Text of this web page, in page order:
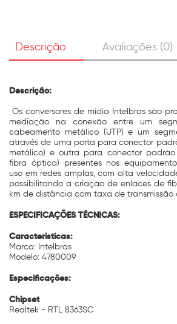
Descrição Avaliações (0)
Descrição:
Os conversores de mídia Intelbras são
mediação na conexão entre um
cabeamento metálico (UTP) e um
através de uma porta para conector
metálico) e outra para conector
fibra óptica) presentes nos
uso em redes amplas, com alta
possibilitando a criação de enlaces de
km de distância com taxa de transmissão
ESPECIFICAÇÕES TÉCNICAS:
Caracteristicas:
Marca: Intelbras
Modelo: 4780009
Especificações:
Chipset
Realtek - RTL 8363SC